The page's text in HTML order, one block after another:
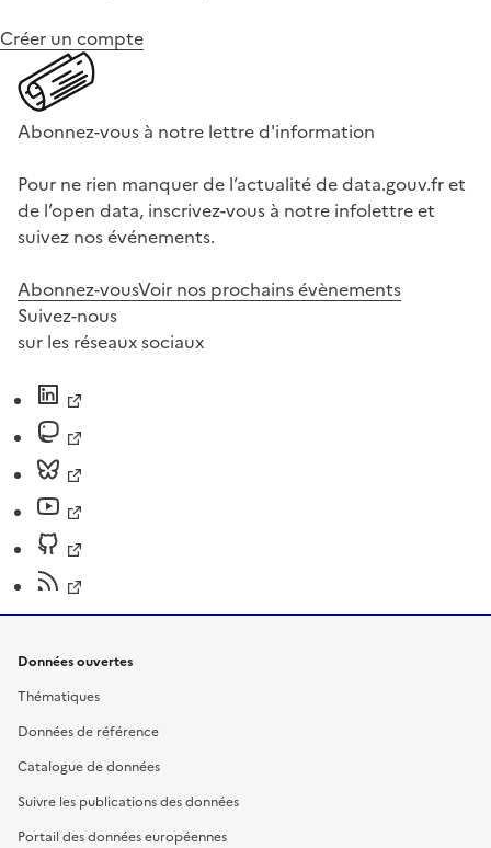
Créer un compte
Abonnez-vous à notre lettre d'information
Pour ne rien manquer de l’actualité de data.gouv.fr et
de l’open data, inscrivez-vous à notre infolettre et
suivez nos événements.
Abonnez-vousVoir nos prochains évènements
Suivez-nous
sur les réseaux sociaux
Données ouvertes
Thématiques
Données de référence
Catalogue de données
Suivre les publications des données
Portail des données européennes